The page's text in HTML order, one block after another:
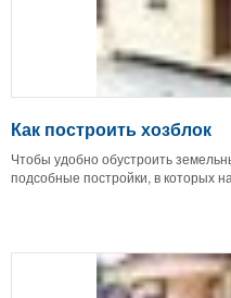
Как построить хозблок
Чтобы удобно обустроить
подсобные постройки, в которых